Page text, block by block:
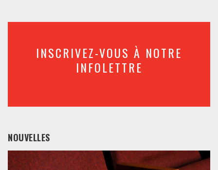
INSCRIVEZ-VOUS À NOTRE
INFOLETTRE
NOUVELLES